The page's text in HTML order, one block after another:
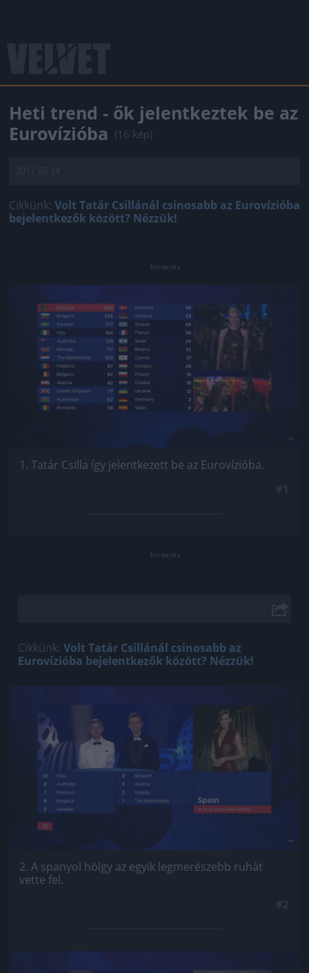
Heti trend - ők jelentkeztek be az
Eurovízióba (16 kép)
Cikkünk: Volt Tatár Csillánál csinosabb az Eurovízióba
bejelentkezők között? Nézzük!
Jön még kép!
1. Tatár Csilla így jelentkezett be az Eurovízióba.
Cikkünk: Volt Tatár Csillánál csinosabb az
Eurovízióba bejelentkezők között? Nézzük!
2. A spanyol hölgy az egyik legmerészebb ruhát
vette fel.